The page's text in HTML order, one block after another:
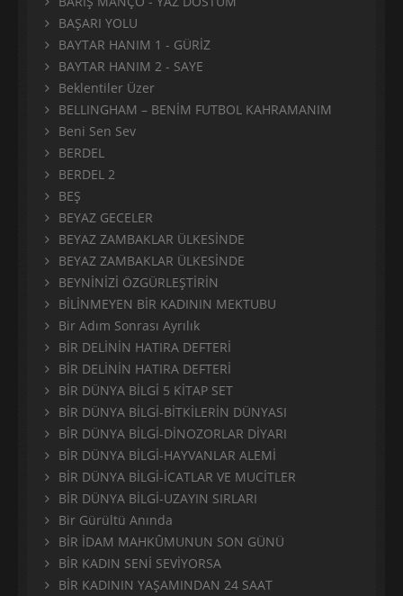
BAŞARI YOLU
BAYTAR HANIM 1 - GÜRİZ
BAYTAR HANIM 2 - SAYE
Beklentiler Üzer
BELLINGHAM – BENİM FUTBOL KAHRAMANIM
Beni Sen Sev
BERDEL
BERDEL 2
BEŞ
BEYAZ GECELER
BEYAZ ZAMBAKLAR ÜLKESİNDE
BEYAZ ZAMBAKLAR ÜLKESİNDE
BEYNİNİZİ ÖZGÜRLEŞTİRİN
BİLİNMEYEN BİR KADININ MEKTUBU
Bir Adım Sonrası Ayrılık
BİR DELİNİN HATIRA DEFTERİ
BİR DELİNİN HATIRA DEFTERİ
BİR DÜNYA BİLGİ 5 KİTAP SET
BİR DÜNYA BİLGİ-BİTKİLERİN DÜNYASI
BİR DÜNYA BİLGİ-DİNOZORLAR DİYARI
BİR DÜNYA BİLGİ-HAYVANLAR ALEMİ
BİR DÜNYA BİLGİ-İCATLAR VE MUCİTLER
BİR DÜNYA BİLGİ-UZAYIN SIRLARI
Bir Gürültü Anında
BİR İDAM MAHKÛMUNUN SON GÜNÜ
BİR KADIN SENİ SEVİYORSA
BİR KADININ YAŞAMINDAN 24 SAAT